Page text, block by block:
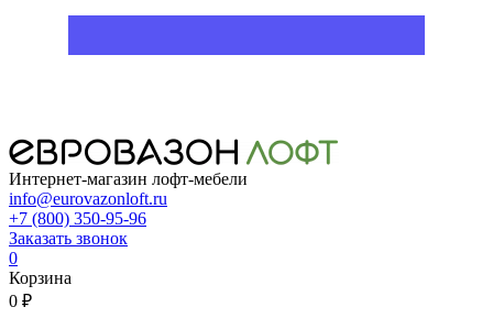
Интернет-магазин лофт-мебели
info@eurovazonloft.ru
+7 (800) 350-95-96
Заказать звонок
0
Корзина
0 ₽